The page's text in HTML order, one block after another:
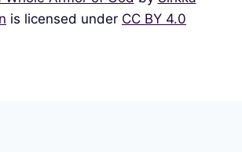
is licensed under CC BY 4.0